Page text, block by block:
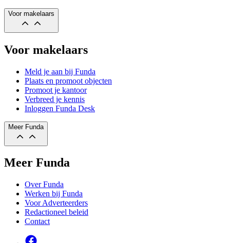
Voor makelaars
Voor makelaars
Meld je aan bij Funda
Plaats en promoot objecten
Promoot je kantoor
Verbreed je kennis
Inloggen Funda Desk
Meer Funda
Meer Funda
Over Funda
Werken bij Funda
Voor Adverteerders
Redactioneel beleid
Contact